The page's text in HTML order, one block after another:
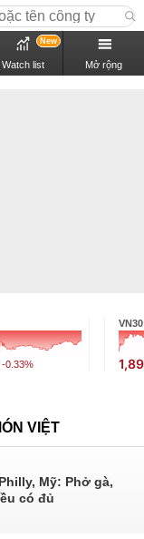
Watch list
New
Mở rộng
-0.33%
VN30
VIỆT
Mỹ: Phở gà,
có đủ